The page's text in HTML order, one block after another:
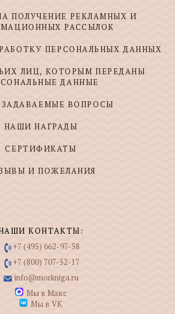
ПОЛУЧЕНИЕ РЕКЛАМНЫХ И
РАССЫЛОК
ПЕРСОНАЛЬНЫХ ДАННЫХ
ЛИЦ, КОТОРЫМ ПЕРЕДАНЫ
ДАННЫЕ
ЗАДАВАЕМЫЕ ВОПРОСЫ
НАШИ НАГРАДЫ
СЕРТИФИКАТЫ
И ПОЖЕЛАНИЯ
КОНТАКТЫ:
+7 (495) 662-97-58
+7 (800) 707-52-17
info@morkniga.ru
Мы в Макс
Мы в VK